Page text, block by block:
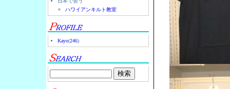
ハワイアンキルト教室
Kayo(246)